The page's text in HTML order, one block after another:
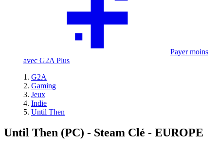
Payer moins
avec G2A Plus
G2A
Gaming
Jeux
Indie
Until Then
Until Then (PC) - Steam Clé - EUROPE